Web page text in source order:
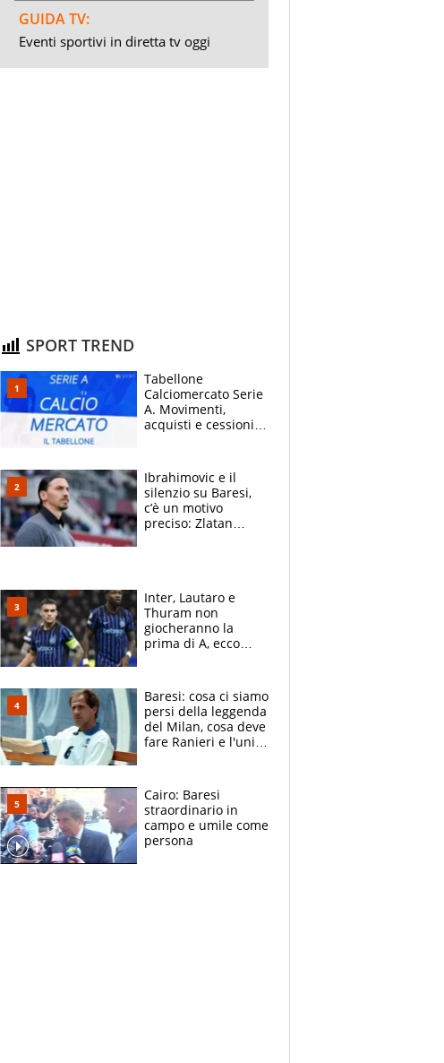
GUIDA TV:
Eventi sportivi in diretta tv oggi
SPORT TREND
Tabellone
Calciomercato Serie
A. Movimenti,
acquisti e cessioni:
Ibrahimovic e il
silenzio su Baresi,
c’è un motivo
preciso: Zlatan
Inter, Lautaro e
Thuram non
giocheranno la
prima di A, ecco
Esposito ma la
garanzia è Stankovic
Baresi: cosa ci siamo
persi della leggenda
del Milan, cosa deve
fare Ranieri e l'unico
Cairo: Baresi
straordinario in
campo e umile come
persona